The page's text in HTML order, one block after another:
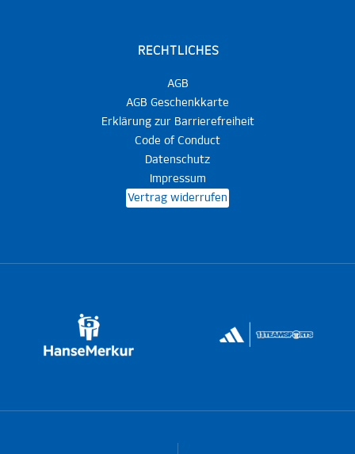
RECHTLICHES
AGB
AGB Geschenkkarte
Erklärung zur Barrierefreiheit
Code of Conduct
Datenschutz
Impressum
Vertrag widerrufen